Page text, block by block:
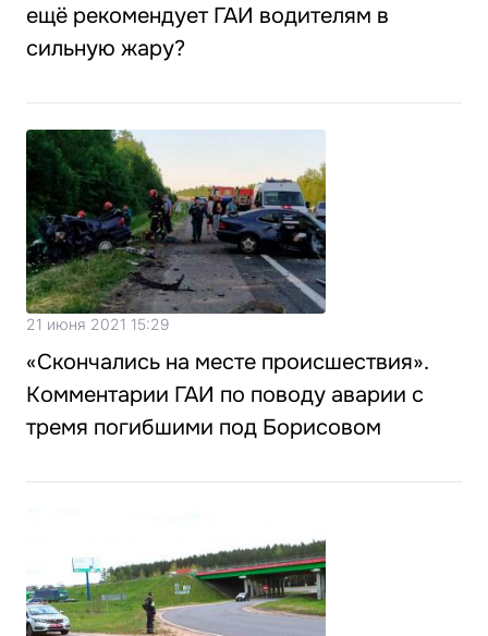
ещё рекомендует ГАИ водителям в
сильную жару?
21 июня 2021 15:29
«Скончались на месте происшествия».
Комментарии ГАИ по поводу аварии с
тремя погибшими под Борисовом